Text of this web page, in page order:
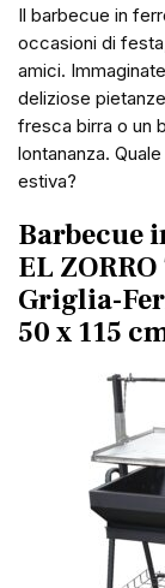
Il barbecue in
occasioni di
amici.
deliziose
fresca birra o un
lontananza.
estiva?
Barbecue
EL
Griglia-
50 x 115